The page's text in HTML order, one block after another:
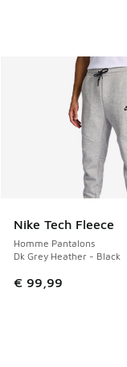
Nike Tech Fleece
Homme Pantalons
Dk Grey Heather - Black
€ 99,99